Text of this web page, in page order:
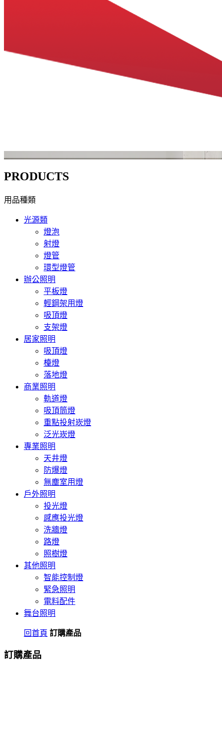
PRODUCTS
用品種類
光源類
燈泡
射燈
燈管
環型燈管
辦公照明
平板燈
輕鋼架用燈
吸頂燈
支架燈
居家照明
吸頂燈
檯燈
落地燈
商業照明
軌道燈
吸頂筒燈
重點投射崁燈
泛光崁燈
專業照明
天井燈
防爆燈
無塵室用燈
戶外照明
投光燈
感應投光燈
洗牆燈
路燈
照樹燈
其他照明
智能控制燈
緊急照明
電料配件
舞台照明
回首頁 訂購產品
訂購產品